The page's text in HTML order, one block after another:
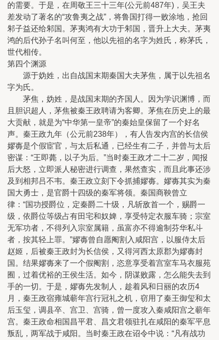
的需要。于是，在周敬王三十三年(公元前487年)，吴王夫
差发动了著名的“攻鲁夷之战”，将鲁国打得一败涂地，抢回
邾子益还给邾国。茅夷鸿有大功于邾国，晋升上大夫。茅夷
鸿的后代孙子名叫何至，他以先祖的名字为姓氏，称茅氏，
世代相传。
第四个渊源
源于妫姓，出自战国末期秦国大夫茅焦，属于以先祖名
字为氏。
茅焦，妫姓，是战国末期的齐国人。因为学识渊博，而
且胆识超人，茅焦被秦王政聘请为客卿。茅焦在历史上的最
大贡献，就是为“中华第一皇帝”的秦始皇保留了一个好名
声。秦王政九年（公元前238年），有人告发内宫的长信侯
嫪毐是个假宦官，与太后私通，已经生有二子，并曾与太后
密谋：“王即薨，以子为后。”当时秦王政才二十二岁，闻报
后大怒，立即派人秘密进行调查，果然查实，而且此事还涉
及到相邦吕不韦。秦王政立刻下令抓捕嫪毐。嫪毐其实为秦
国大勇士，是官爵十四级的秦军将领。秦国商鞅曾立
律：“国功授爵位，定秦爵二十级，凡斩敌首一个，赐爵一
级，依爵位等级占有田宅和奴婢，享受特定衣服车骑；宗室
无军功者，不得列入宗室属籍，虽富亦不得逾制芬华私斗
者，按其轻上罪。”嫪毐曾自愿阉割入咸阳宫，以服侍太后
赵姬，后被秦王政封为长信侯，又得河西太原郡为嫪毐封
国。结果嫪毐来了一个假阉割，恣意享受着宫室车马衣服苑
囿，过着优裕的王侯生活。如今，阴谋败露，怎么能失去到
手的一切。于是，嫪毐先发制人，趁着风和日丽的农历4
月，秦王政宿雍城蕲年宫行冠礼之机，窃用了秦王御玺和太
后玉玺，调县卒、宫卫、宫骑，曾一度攻入秦咸阳宫之蕲年
宫。秦王政命相国昌平君、昌文君领驻扎在咸阳的秦军平息
叛乱，两军战于咸阳。当时秦王政在诏令中说：“凡有战功